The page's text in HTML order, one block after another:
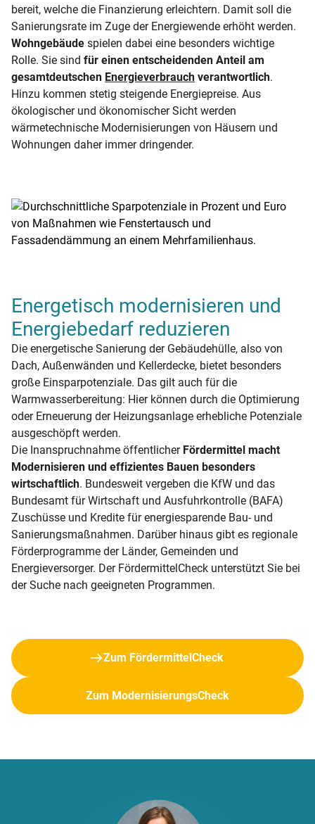
bereit, welche die Finanzierung erleichtern. Damit soll die
Sanierungsrate im Zuge der Energiewende erhöht werden.
Wohngebäude spielen dabei eine besonders wichtige
Rolle. Sie sind für einen entscheidenden Anteil am
gesamtdeutschen Energieverbrauch verantwortlich.
Hinzu kommen stetig steigende Energiepreise. Aus
ökologischer und ökonomischer Sicht werden
wärmetechnische Modernisierungen von Häusern und
Wohnungen daher immer dringender.
Energetisch modernisieren und
Energiebedarf reduzieren
Die energetische Sanierung der Gebäudehülle, also von
Dach, Außenwänden und Kellerdecke, bietet besonders
große Einsparpotenziale. Das gilt auch für die
Warmwasserbereitung: Hier können durch die Optimierung
oder Erneuerung der Heizungsanlage erhebliche Potenziale
ausgeschöpft werden.
Die Inanspruchnahme öffentlicher Fördermittel macht
Modernisieren und effizientes Bauen besonders
wirtschaftlich. Bundesweit vergeben die KfW und das
Bundesamt für Wirtschaft und Ausfuhrkontrolle (BAFA)
Zuschüsse und Kredite für energiesparende Bau- und
Sanierungsmaßnahmen. Darüber hinaus gibt es regionale
Förderprogramme der Länder, Gemeinden und
Energieversorger. Der FördermittelCheck unterstützt Sie bei
der Suche nach geeigneten Programmen.
Zum FördermittelCheck
Zum ModernisierungsCheck